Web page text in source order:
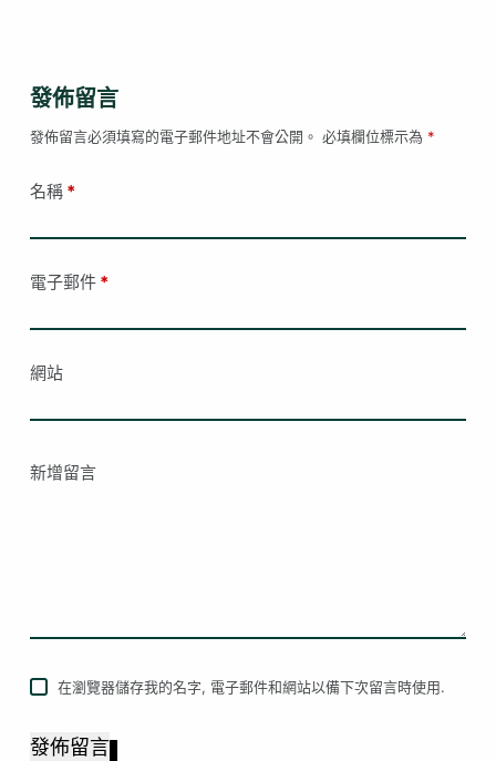
發佈留言
發佈留言必須填寫的電子郵件地址不會公開。 必填欄位標示為 *
名稱*
電子郵件*
網站
新增留言
在瀏覽器儲存我的名字, 電子郵件和網站以備下次留言時使用.
發佈留言